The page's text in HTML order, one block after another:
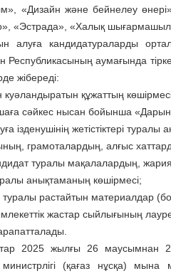
«Дизайн және бейнелеу
«Эстрада», «Халық
алуға кандидатураларды
Республикасының аумағында
жібереді:
құжаттың
сәйкес нысан бойынша «Дарын»
ізденушінің жетістіктері туралы
грамоталардың, алғыс
туралы мақалалардың,
анықтаманың көшірмесі;
туралы растайтын материалдар
жастар сыйлығының
2025 жылғы 26 маусымнан
(қағаз нұсқа)